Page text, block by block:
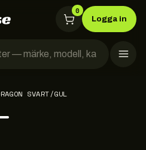
0
Logga in
SVART/GUL